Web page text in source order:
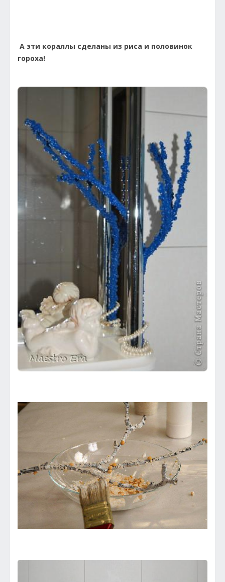
А эти кораллы сделаны из риса и половинок
гороха!